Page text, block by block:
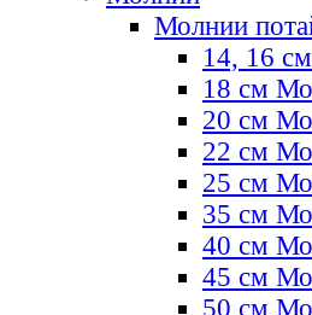
Молнии
14, 16
18 см
20 см
22 см
25 см
35 см
40 см
45 см
50 см